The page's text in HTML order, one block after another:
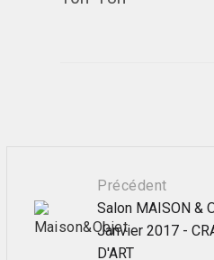
Post
navigation
Précédent
Salon MAISON &
Janvier 2017 -
D'ART